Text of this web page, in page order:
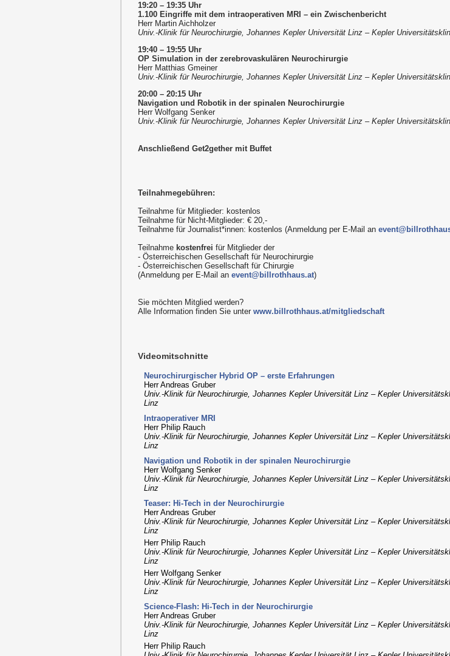
19:20 – 19:35 Uhr
1.100 Eingriffe mit dem intraoperativen MRI – ein Zwischenbericht
Herr Martin Aichholzer
Univ.-Klinik für Neurochirurgie, Johannes Kepler Universität Linz – Kepler
19:40 – 19:55 Uhr
OP Simulation in der zerebrovaskulären Neurochirurgie
Herr Matthias Gmeiner
Univ.-Klinik für Neurochirurgie, Johannes Kepler Universität Linz – Kepler
20:00 – 20:15 Uhr
Navigation und Robotik in der spinalen Neurochirurgie
Herr Wolfgang Senker
Univ.-Klinik für Neurochirurgie, Johannes Kepler Universität Linz – Kepler
Anschließend Get2gether mit Buffet
Teilnahmegebühren:
Teilnahme für Mitglieder: kostenlos
Teilnahme für Nicht-Mitglieder: € 20,-
Teilnahme für Journalist*innen: kostenlos (Anmeldung per E-Mail an
Teilnahme kostenfrei für Mitglieder der
- Österreichischen Gesellschaft für Neurochirurgie
- Österreichischen Gesellschaft für Chirurgie
(Anmeldung per E-Mail an event@billrothhaus.at)
Sie möchten Mitglied werden?
Alle Information finden Sie unter www.billrothhaus.at/mitgliedschaft
Videomitschnitte
Neurochirurgischer Hybrid OP – erste Erfahrungen
Herr Andreas Gruber
Univ.-Klinik für Neurochirurgie, Johannes Kepler Universität Linz – Kepler
Linz
Intraoperativer MRI
Herr Philip Rauch
Univ.-Klinik für Neurochirurgie, Johannes Kepler Universität Linz – Kepler
Linz
Navigation und Robotik in der spinalen Neurochirurgie
Herr Wolfgang Senker
Univ.-Klinik für Neurochirurgie, Johannes Kepler Universität Linz – Kepler
Linz
Teaser: Hi-Tech in der Neurochirurgie
Herr Andreas Gruber
Univ.-Klinik für Neurochirurgie, Johannes Kepler Universität Linz – Kepler
Linz
Herr Philip Rauch
Univ.-Klinik für Neurochirurgie, Johannes Kepler Universität Linz – Kepler
Linz
Herr Wolfgang Senker
Univ.-Klinik für Neurochirurgie, Johannes Kepler Universität Linz – Kepler
Linz
Science-Flash: Hi-Tech in der Neurochirurgie
Herr Andreas Gruber
Univ.-Klinik für Neurochirurgie, Johannes Kepler Universität Linz – Kepler
Linz
Herr Philip Rauch